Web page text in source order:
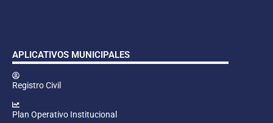
APLICATIVOS MUNICIPALES
Registro Civil
Plan Operativo Institucional